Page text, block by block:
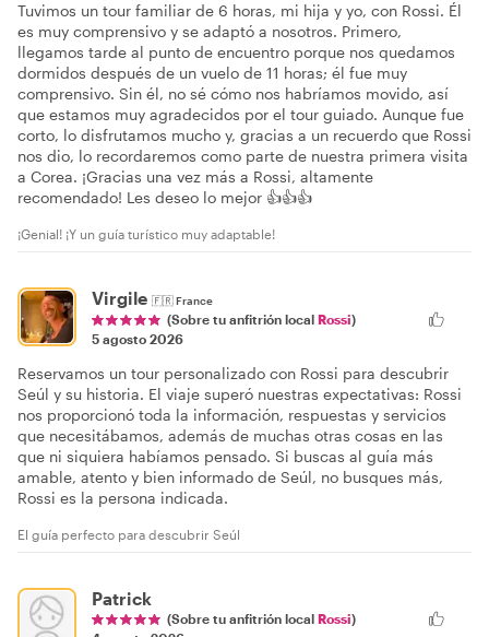
Tuvimos un tour familiar de 6 horas, mi hija y yo, con Rossi. Él
es muy comprensivo y se adaptó a nosotros. Primero,
llegamos tarde al punto de encuentro porque nos quedamos
dormidos después de un vuelo de 11 horas; él fue muy
comprensivo. Sin él, no sé cómo nos habríamos movido, así
que estamos muy agradecidos por el tour guiado. Aunque fue
corto, lo disfrutamos mucho y, gracias a un recuerdo que Rossi
nos dio, lo recordaremos como parte de nuestra primera visita
a Corea. ¡Gracias una vez más a Rossi, altamente
recomendado! Les deseo lo mejor 👍👍👍
¡Genial! ¡Y un guía turístico muy adaptable!
Virgile 🇫🇷France
(Sobre tu anfitrión local Rossi)
5 agosto 2026
Reservamos un tour personalizado con Rossi para descubrir
Seúl y su historia. El viaje superó nuestras expectativas: Rossi
nos proporcionó toda la información, respuestas y servicios
que necesitábamos, además de muchas otras cosas en las
que ni siquiera habíamos pensado. Si buscas al guía más
amable, atento y bien informado de Seúl, no busques más,
Rossi es la persona indicada.
El guía perfecto para descubrir Seúl
Patrick
(Sobre tu anfitrión local Rossi)